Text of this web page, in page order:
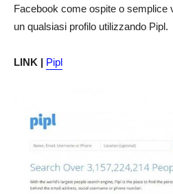
Facebook come ospite o semplice
un qualsiasi profilo utilizzando Pipl.
LINK | Pipl